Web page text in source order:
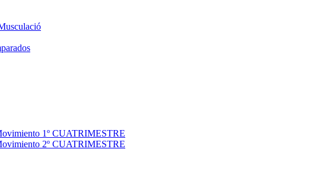
1º CUATRIMESTRE
2º CUATRIMESTRE